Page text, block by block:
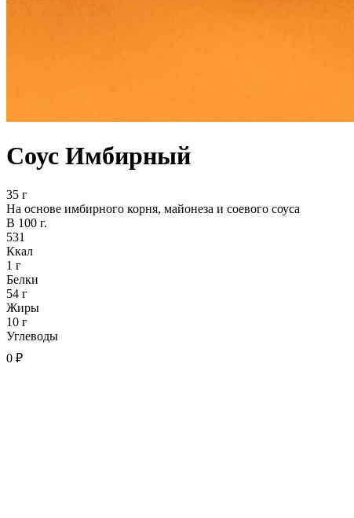
Соус Имбирный
35 г
На основе имбирного корня, майонеза и соевого соуса
В 100 г.
531
Ккал
1 г
Белки
54 г
Жиры
10 г
Углеводы
0 ₽